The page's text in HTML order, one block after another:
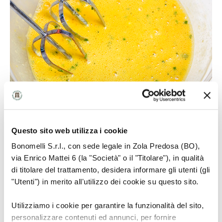
Questo sito web utilizza i cookie
Bonomelli S.r.l., con sede legale in Zola Predosa (BO),
via Enrico Mattei 6 (la "Società" o il "Titolare"), in qualità
di titolare del trattamento, desidera informare gli utenti (gli
"Utenti") in merito all'utilizzo dei cookie su questo sito.
Utilizziamo i cookie per garantire la funzionalità del sito,
personalizzare contenuti ed annunci, per fornire
5
Ungere una padella con poco olio, versare una